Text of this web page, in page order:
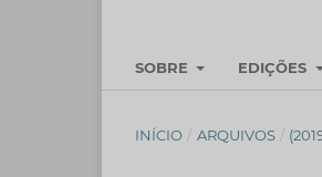
SOBRE EDIÇÕES
INÍCIO / ARQUIVOS /